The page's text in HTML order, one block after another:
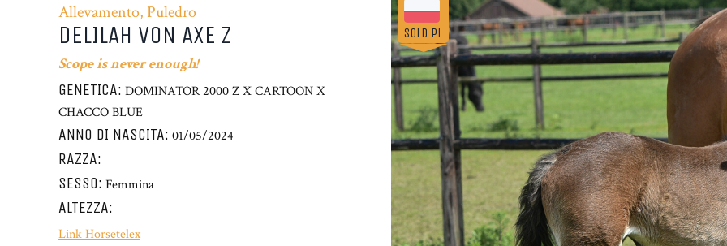
SOLD PL
Allevamento, Puledro
DELILAH VON AXE Z
Scope is never enough!
GENETICA: DOMINATOR 2000 Z X CARTOON X
CHACCO BLUE
ANNO DI NASCITA: 01/05/2024
RAZZA:
SESSO: Femmina
ALTEZZA:
Link Horsetelex